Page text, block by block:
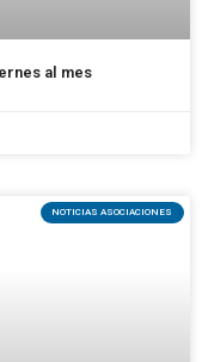
al mes
NOTICIAS ASOCIACIONES